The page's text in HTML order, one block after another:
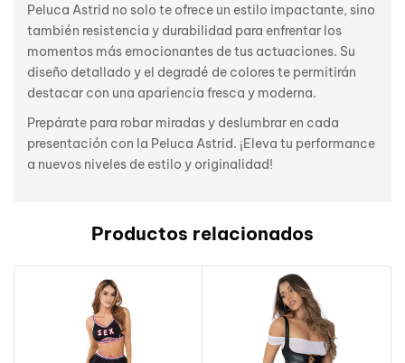
Peluca Astrid no solo te ofrece un estilo impactante, sino
también resistencia y durabilidad para enfrentar los
momentos más emocionantes de tus actuaciones. Su
diseño detallado y el degradé de colores te permitirán
destacar con una apariencia fresca y moderna.
Prepárate para robar miradas y deslumbrar en cada
presentación con la Peluca Astrid. ¡Eleva tu performance
a nuevos niveles de estilo y originalidad!
Productos relacionados